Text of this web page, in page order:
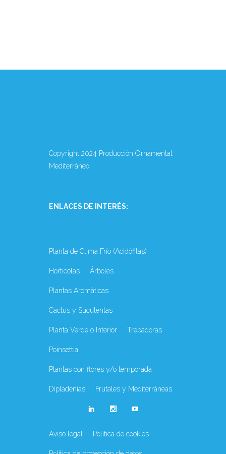
Copyright 2024 Producción Ornamental
Mediterráneo.
ENLACES DE INTERÉS:
Planta de Clima Frío (Acidófilas)
Hortícolas Árboles
Plantas Aromáticas
Cactus y Suculentas
Planta Verde o Interior Trepadoras
Poinsettia
Plantas con flores y/o temporada
Dipladenias Frutales y Mediterráneas
Aviso legal Política de cookies